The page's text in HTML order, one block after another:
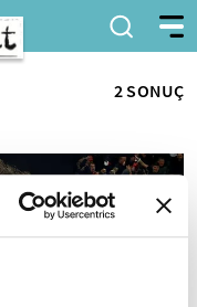
2 SONUÇ